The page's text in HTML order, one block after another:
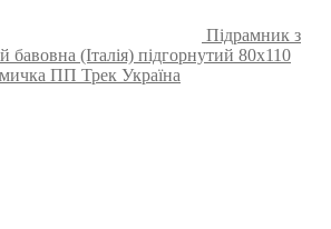
Підрамник з
(Італія) підгорнутий 80х110
ПП Трек Україна